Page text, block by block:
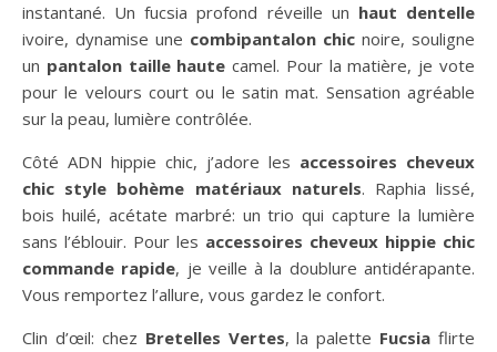
instantané. Un fucsia profond réveille un haut dentelle
ivoire, dynamise une combipantalon chic noire, souligne
un pantalon taille haute camel. Pour la matière, je vote
pour le velours court ou le satin mat. Sensation agréable
sur la peau, lumière contrôlée.
Côté ADN hippie chic, j’adore les accessoires cheveux
chic style bohème matériaux naturels. Raphia lissé,
bois huilé, acétate marbré: un trio qui capture la lumière
sans l’éblouir. Pour les accessoires cheveux hippie chic
commande rapide, je veille à la doublure antidérapante.
Vous remportez l’allure, vous gardez le confort.
Clin d’œil: chez Bretelles Vertes, la palette Fucsia flirte